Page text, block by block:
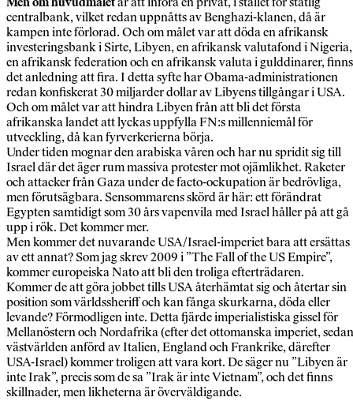
centralbank, vilket redan uppnåtts av Benghazi-klanen, då är
kampen inte förlorad. Och om målet var att döda en afrikansk
investeringsbank i Sirte, Libyen, en afrikansk valutafond i Nigeria,
en afrikansk federation och en afrikansk valuta i gulddinarer, finns
det anledning att fira. I detta syfte har Obama-administrationen
redan konfiskerat 30 miljarder dollar av Libyens tillgångar i USA.
Och om målet var att hindra Libyen från att bli det första
afrikanska landet att lyckas uppfylla FN:s millenniemål för
utveckling, då kan fyrverkerierna börja.
Under tiden mognar den arabiska våren och har nu spridit sig till
Israel där det äger rum massiva protester mot ojämlikhet. Raketer
och attacker från Gaza under de facto-ockupation är bedrövliga,
men förutsägbara. Sensommarens skörd är här: ett förändrat
Egypten samtidigt som 30 års vapenvila med Israel håller på att gå
upp i rök. Det kommer mer.
Men kommer det nuvarande USA/Israel-imperiet bara att ersättas
av ett annat? Som jag skrev 2009 i ”The Fall of the US Empire”,
kommer europeiska Nato att bli den troliga efterträdaren.
Kommer de att göra jobbet tills USA återhämtat sig och återtar sin
position som världssheriff och kan fånga skurkarna, döda eller
levande? Förmodligen inte. Detta fjärde imperialistiska gissel för
Mellanöstern och Nordafrika (efter det ottomanska imperiet, sedan
västvärlden anförd av Italien, England och Frankrike, därefter
USA-Israel) kommer troligen att vara kort. De säger nu ”Libyen är
inte Irak”, precis som de sa ”Irak är inte Vietnam”, och det finns
skillnader, men likheterna är överväldigande.